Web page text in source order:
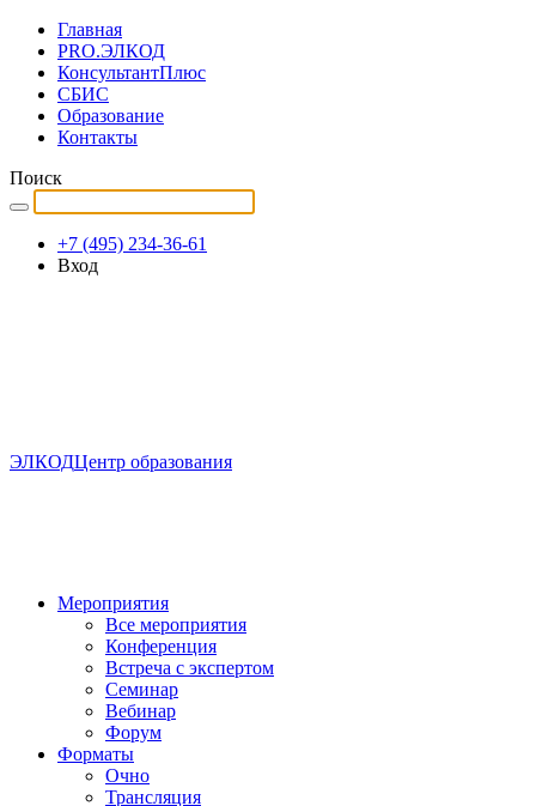
Главная
PRO.ЭЛКОД
КонсультантПлюс
СБИС
Образование
Контакты
Поиск
+7 (495) 234-36-61
Вход
ЭЛКОДЦентр образования
Мероприятия
Все мероприятия
Конференция
Встреча с экспертом
Семинар
Вебинар
Форум
Форматы
Очно
Трансляция